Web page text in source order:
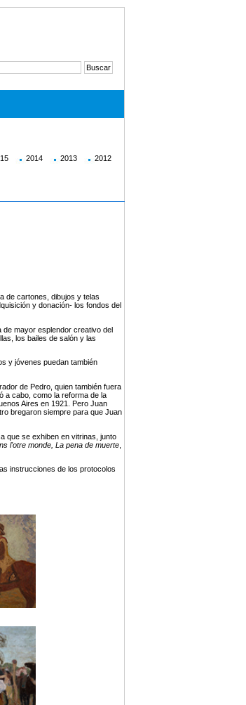
2014 2013 2012
de cartones, dibujos y telas
y donación- los fondos del
mayor esplendor creativo del
los bailes de salón y las
y jóvenes puedan también
de Pedro, quien también fuera
a cabo, como la reforma de la
Aires en 1921. Pero Juan
bregaron siempre para que Juan
que se exhiben en vitrinas, junto
l'otre monde, La pena de muerte,
instrucciones de los protocolos